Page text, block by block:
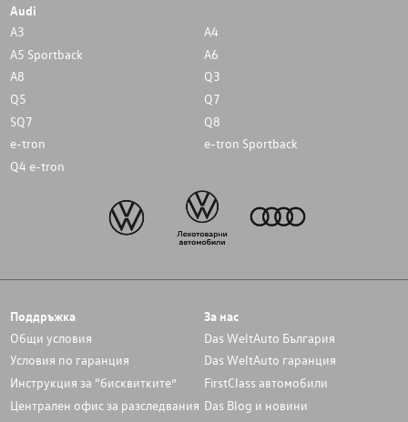
Audi
A3
A4
A5 Sportback
A6
A8
Q3
Q5
Q7
SQ7
Q8
e-tron
e-tron Sportback
Q4 e-tron
Поддръжка
Общи условия
Условия по гаранция
Инструкция за “бисквитките”
Централен офис за разследвания
За нас
Das WeltAuto България
Das WeltAuto гаранция
FirstClass автомобили
Das Blog и новини